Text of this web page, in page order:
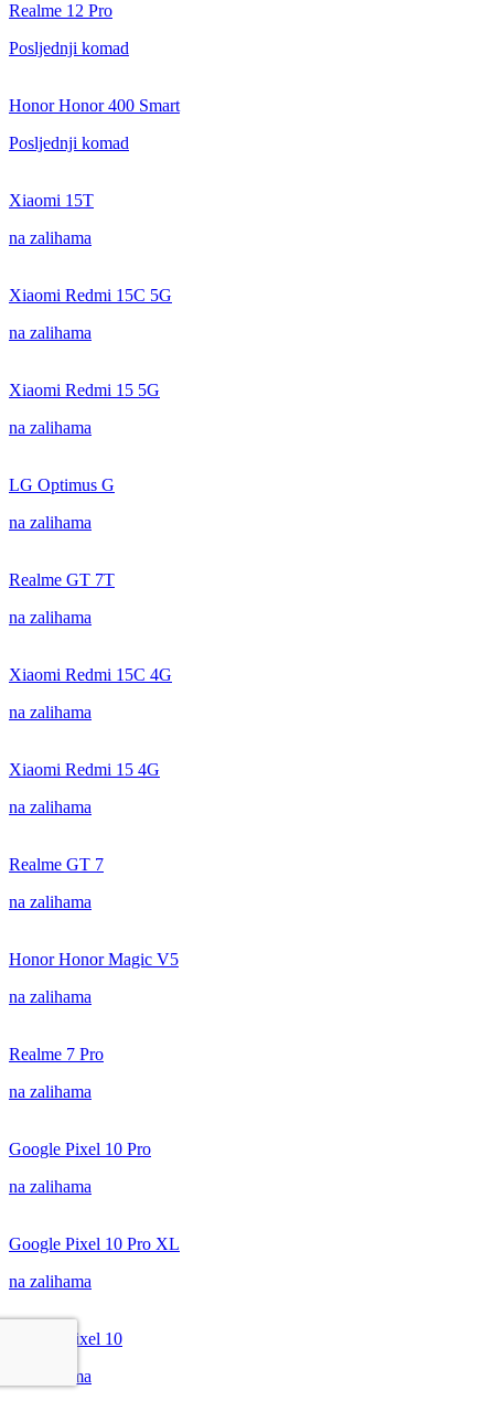
Realme 12 Pro
Posljednji komad
Honor Honor 400 Smart
Posljednji komad
Xiaomi 15T
na zalihama
Xiaomi Redmi 15C 5G
na zalihama
Xiaomi Redmi 15 5G
na zalihama
LG Optimus G
na zalihama
Realme GT 7T
na zalihama
Xiaomi Redmi 15C 4G
na zalihama
Xiaomi Redmi 15 4G
na zalihama
Realme GT 7
na zalihama
Honor Honor Magic V5
na zalihama
Realme 7 Pro
na zalihama
Google Pixel 10 Pro
na zalihama
Google Pixel 10 Pro XL
na zalihama
Google Pixel 10
na zalihama